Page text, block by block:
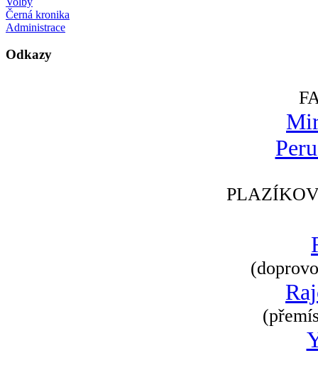
Černá kronika
Administrace
Odkazy